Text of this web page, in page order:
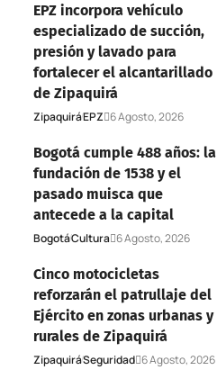
EPZ incorpora vehículo
especializado de succión,
presión y lavado para
fortalecer el alcantarillado
de Zipaquirá
ZipaquiráEPZ 6 Agosto, 2026
Bogotá cumple 488 años: la
fundación de 1538 y el
pasado muisca que
antecede a la capital
BogotáCultura 6 Agosto, 2026
Cinco motocicletas
reforzarán el patrullaje del
Ejército en zonas urbanas y
rurales de Zipaquirá
ZipaquiráSeguridad 6 Agosto, 2026